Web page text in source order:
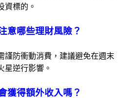
資標的。
意哪些理財風險？
謹防衝動消費，建議避免在週末
星逆行影響。
獲得額外收入嗎？